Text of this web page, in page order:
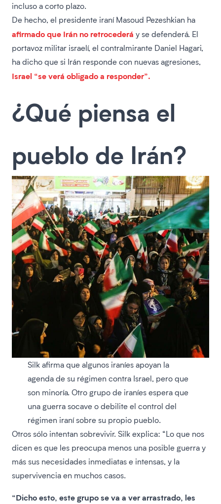
incluso a corto plazo.
De hecho, el presidente iraní Masoud Pezeshkian ha
afirmado que Irán no retrocederá y se defenderá. El
portavoz militar israelí, el contralmirante Daniel Hagari,
ha dicho que si Irán responde con nuevas agresiones,
Israel “se verá obligado a responder”.
¿Qué piensa el
pueblo de Irán?
Silk afirma que algunos iraníes apoyan la
agenda de su régimen contra Israel, pero que
son minoría. Otro grupo de iraníes espera que
una guerra socave o debilite el control del
régimen iraní sobre su propio pueblo.
Otros sólo intentan sobrevivir. Silk explica: “Lo que nos
dicen es que les preocupa menos una posible guerra y
más sus necesidades inmediatas e intensas, y la
supervivencia en muchos casos.
“Dicho esto, este grupo se va a ver arrastrado, les